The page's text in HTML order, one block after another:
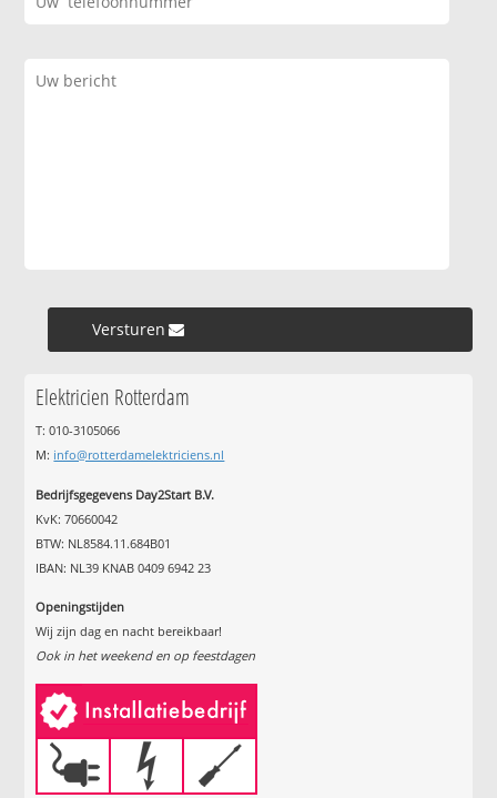
Versturen »
Elektricien Rotterdam
T: 010-3105066
M: info@rotterdamelektriciens.nl
Bedrijfsgegevens Day2Start B.V.
KvK: 70660042
BTW: NL8584.11.684B01
IBAN: NL39 KNAB 0409 6942 23
Openingstijden
Wij zijn dag en nacht bereikbaar!
Ook in het weekend en op feestdagen